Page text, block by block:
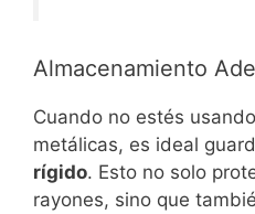
Almacenamiento
Cuando no estés
metálicas, es ideal
rígido. Esto no solo
rayones, sino que